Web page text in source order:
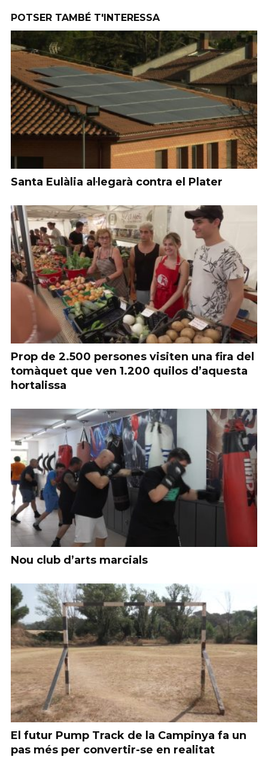
POTSER TAMBÉ T'INTERESSA
Santa Eulàlia al·legarà contra el Plater
Prop de 2.500 persones visiten una fira del
tomàquet que ven 1.200 quilos d’aquesta
hortalissa
Nou club d’arts marcials
El futur Pump Track de la Campinya fa un
pas més per convertir-se en realitat